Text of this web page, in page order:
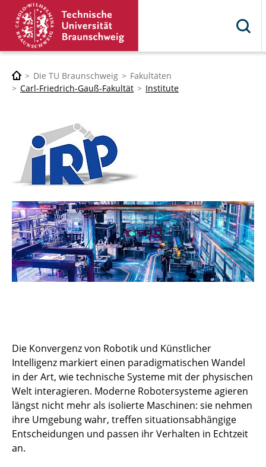
Die TU Braunschweig
Fakultäten
Carl-Friedrich-Gauß-Fakultät
Institute
Die Konvergenz von Robotik und Künstlicher
Intelligenz markiert einen paradigmatischen Wandel
in der Art, wie technische Systeme mit der physischen
Welt interagieren. Moderne Robotersysteme agieren
längst nicht mehr als isolierte Maschinen: sie nehmen
ihre Umgebung wahr, treffen situationsabhängige
Entscheidungen und passen ihr Verhalten in Echtzeit
an.